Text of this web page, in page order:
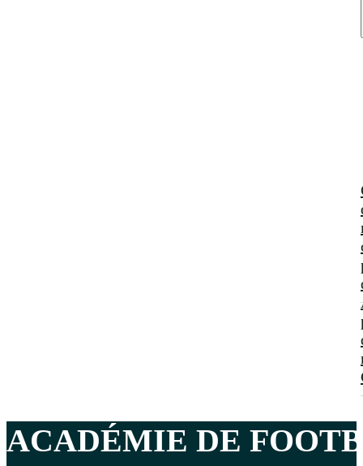
ACADÉMIE DE